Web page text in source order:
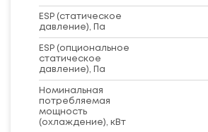
ESP (статическое
давление), Па
ESP (опциональное
статическое
давление), Па
Номинальная
потребляемая
мощность
(охлаждение), кВт